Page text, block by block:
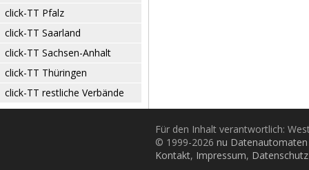
click-TT Pfalz
click-TT Saarland
click-TT Sachsen-Anhalt
click-TT Thüringen
click-TT restliche Verbände
Für den Inhalt verantwortlich:
© 1999-2026 nu
Kontakt, Impressum, Datenschutz